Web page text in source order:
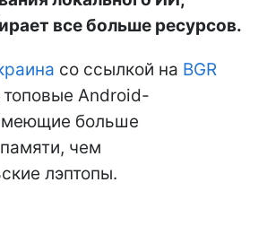
все больше ресурсов.
со ссылкой на BGR
Android-
больше
чем
лэптопы.